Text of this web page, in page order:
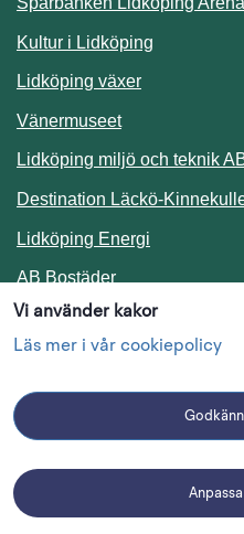
Vi använder kakor
Läs mer i vår cookiepolicy
Kultur i Lidköping
Lidköping växer
Vänermuseet
Lidköping miljö och teknik
Destination Läckö-
Lidköping Energi
AB BostäderLänk till annan
Följ oss i sociala medier